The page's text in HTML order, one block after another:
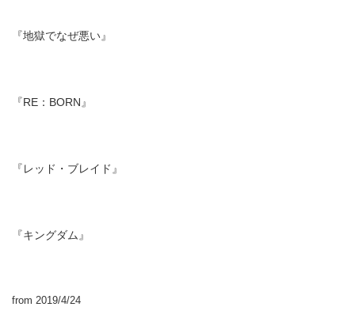
『地獄でなぜ悪い』
『RE：BORN』
『レッド・ブレイド』
『キングダム』
from 2019/4/24